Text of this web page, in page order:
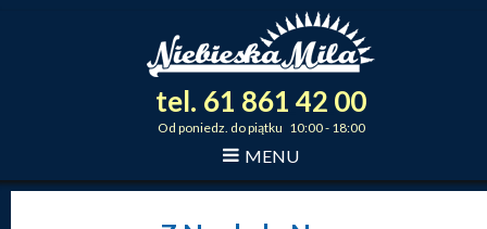
tel. 61 861 42 00
Od poniedz. do piątku 10:00 - 18:00
MENU